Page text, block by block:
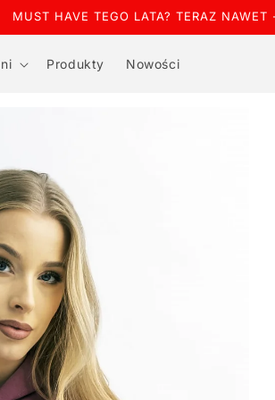
MUST HAVE TEGO LATA? TERAZ
Produkty Nowości